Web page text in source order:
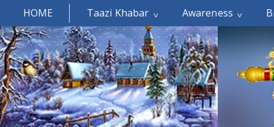
HOME Taazi Khabar Awareness